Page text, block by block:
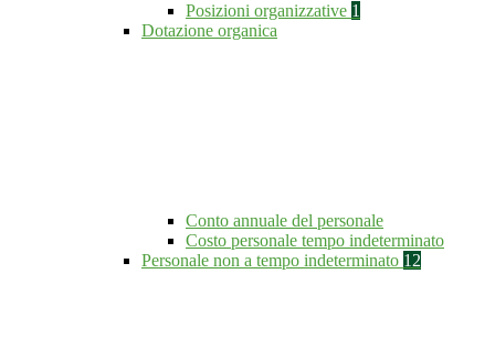
Posizioni organizzative 1
Dotazione organica
Conto annuale del personale
Costo personale tempo indeterminato
Personale non a tempo indeterminato 12